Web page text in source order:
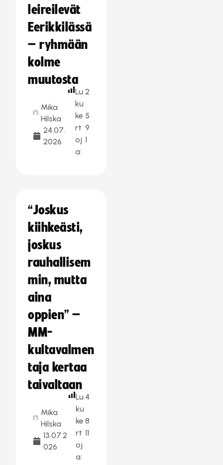
leireilevät
Eerikkilässä
– ryhmään
kolme
muutosta
Mika
Hilska
24.07.
2026
Lu
ku
ke
rt
oj
a:
2
5
9
1
“Joskus
kiihkeästi,
joskus
rauhallisem
min, mutta
aina
oppien” –
MM-
kultavalmen
taja kertaa
taivaltaan
Mika
Hilska
13.07.2
026
Lu
ku
ke
rt
oj
a:
4
8
11